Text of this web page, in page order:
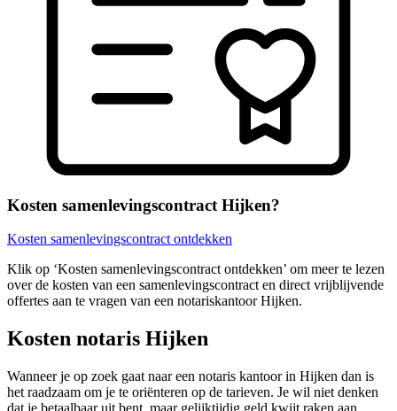
Kosten samenlevingscontract Hijken?
Kosten samenlevingscontract ontdekken
Klik op ‘Kosten samenlevingscontract ontdekken’ om meer te lezen
over de kosten van een samenlevingscontract en direct vrijblijvende
offertes aan te vragen van een notariskantoor Hijken.
Kosten notaris Hijken
Wanneer je op zoek gaat naar een notaris kantoor in Hijken dan is
het raadzaam om je te oriënteren op de tarieven. Je wil niet denken